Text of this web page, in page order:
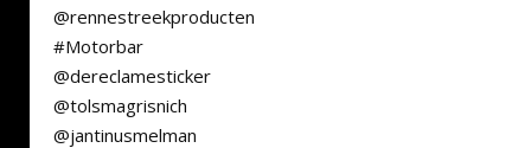
@rennestreekproducten
#Motorbar
@dereclamesticker
@tolsmagrisnich
@jantinusmelman